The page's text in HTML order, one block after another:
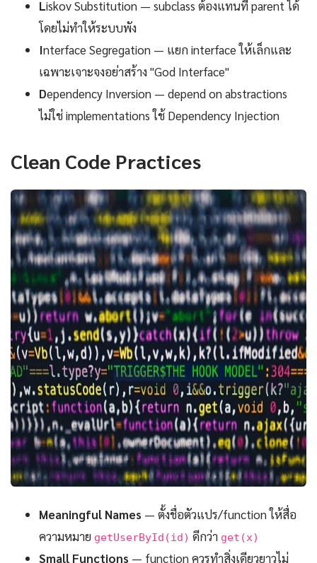
Liskov Substitution — subclass ต้องแทนที่ parent ได้
โดยไม่ทำให้ระบบพัง
Interface Segregation — แยก interface ให้เล็กและ
เฉพาะเจาะจงอย่าสร้าง "God Interface"
Dependency Inversion — depend on abstractions
ไม่ใช่ implementations ใช้ Dependency Injection
Clean Code Practices
Meaningful Names — ตั้งชื่อตัวแปร/function ให้สื่อ
ความหมาย getUserById(id) ดีกว่า get(x)
Small Functions — function ควรทำสิ่งเดียวยาวไม่